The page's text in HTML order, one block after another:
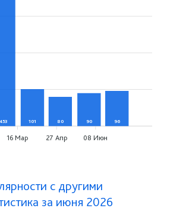
453 101 80 90 96
16 Мар 27 Апр 08 Июн
с другими
за июня 2026